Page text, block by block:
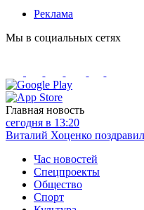
Реклама
Мы в социальных сетях
Главная новость
сегодня в 13:20
Виталий Хоценко
Час новостей
Спецпроекты
Общество
Спорт